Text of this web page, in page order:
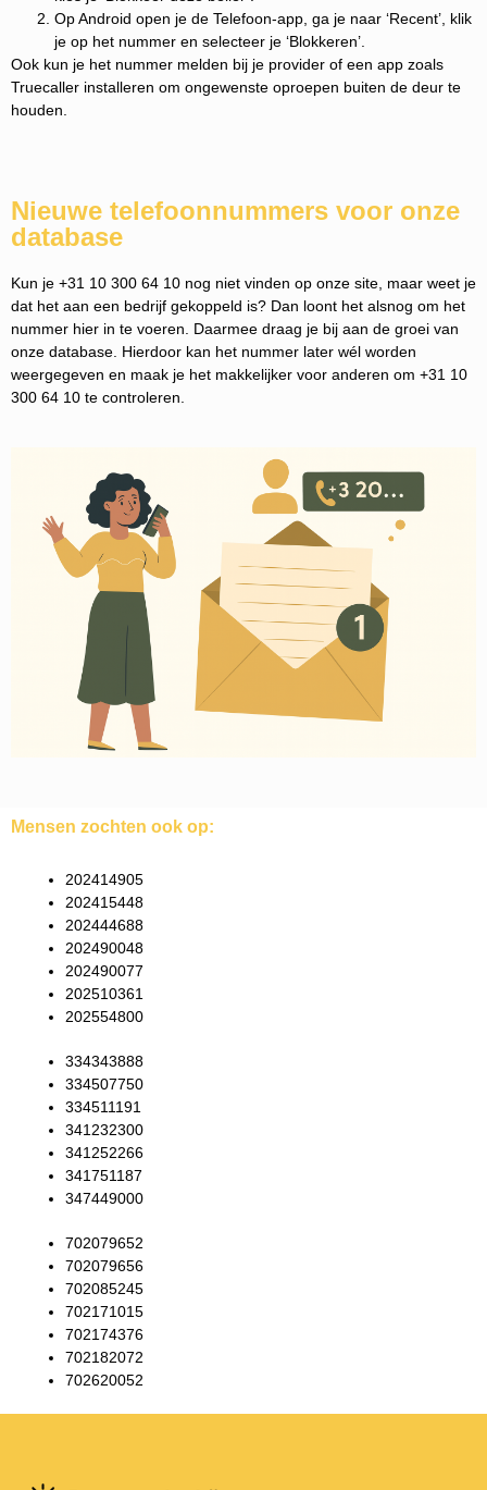
Op Android open je de Telefoon-app, ga je naar ‘Recent’, klik
je op het nummer en selecteer je ‘Blokkeren’.
Ook kun je het nummer melden bij je provider of een app zoals
Truecaller installeren om ongewenste oproepen buiten de deur te
houden.
Nieuwe telefoonnummers voor onze
database
Kun je +31 10 300 64 10 nog niet vinden op onze site, maar weet je
dat het aan een bedrijf gekoppeld is? Dan loont het alsnog om het
nummer hier in te voeren. Daarmee draag je bij aan de groei van
onze database. Hierdoor kan het nummer later wél worden
weergegeven en maak je het makkelijker voor anderen om +31 10
300 64 10 te controleren.
Mensen zochten ook op:
202414905
202415448
202444688
202490048
202490077
202510361
202554800
334343888
334507750
334511191
341232300
341252266
341751187
347449000
702079652
702079656
702085245
702171015
702174376
702182072
702620052